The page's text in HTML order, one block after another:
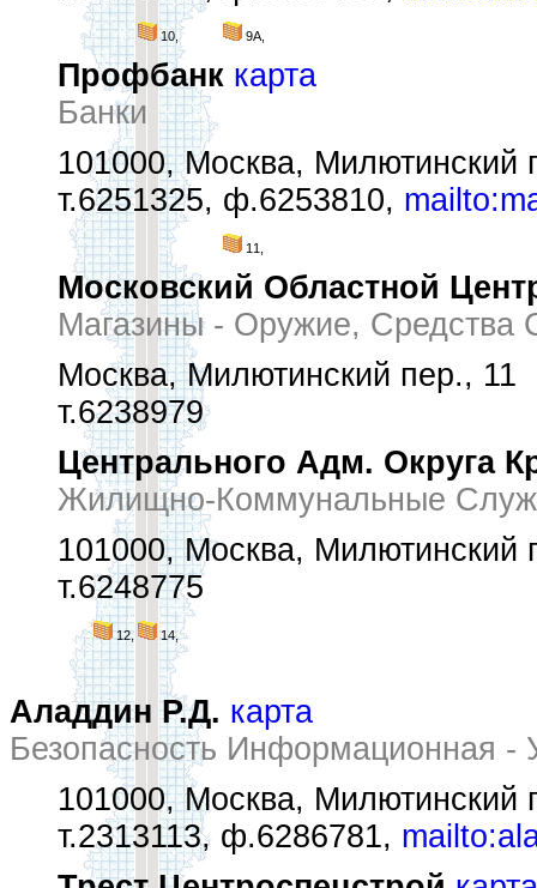
10, 9А,
Профбанк карта
Банки
101000, Москва, Милютинский
т.6251325, ф.6253810,
11,
Московский Областной
Магазины - Оружие, Средства
Москва, Милютинский пер., 11
т.6238979
Центрального Адм. Округа
Жилищно-Коммунальные
101000, Москва, Милютинский
т.6248775
12, 14,
Аладдин Р.Д. карта
Безопасность Информационная -
101000, Москва, Милютинский
т.2313113, ф.6286781,